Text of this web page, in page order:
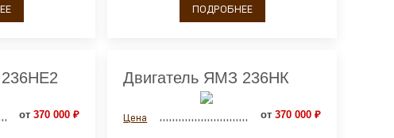
ПОДРОБНЕЕ
от 370 000 ₽
Двигатель ЯМЗ 236НК
Цена от 370 000 ₽